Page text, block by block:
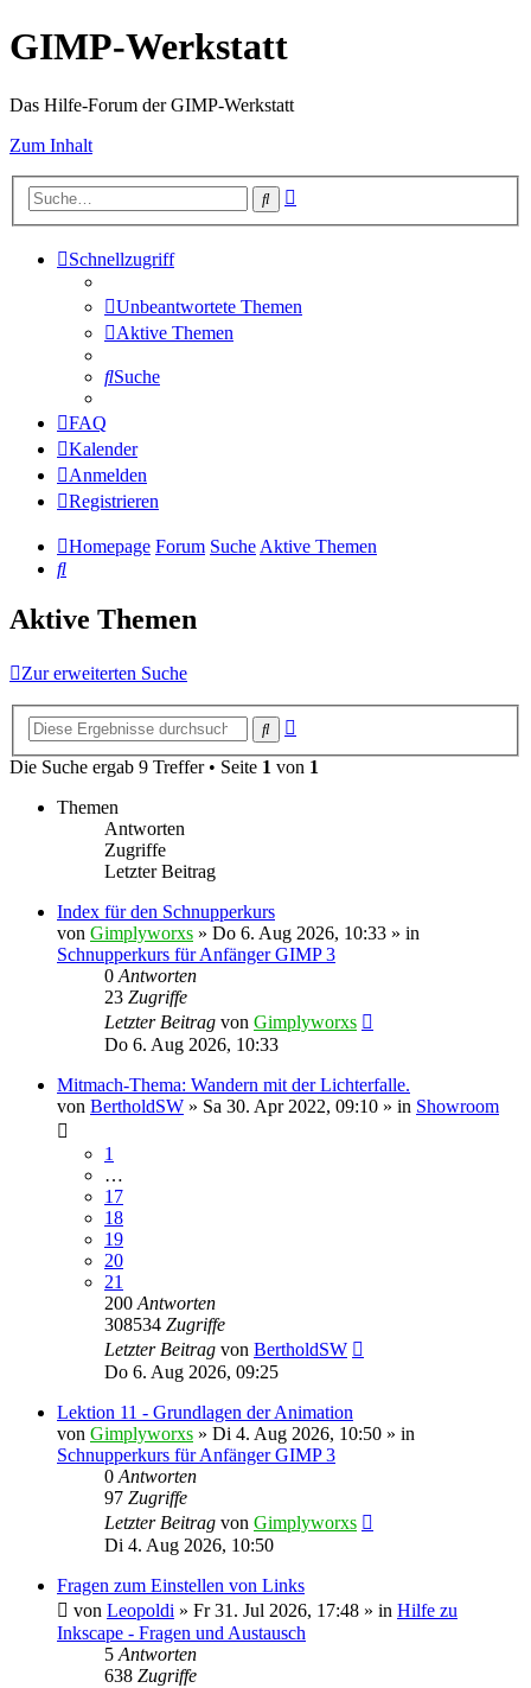
GIMP-Werkstatt
Das Hilfe-Forum der GIMP-Werkstatt
Zum Inhalt
Suche
Schnellzugriff
Unbeantwortete Themen
Aktive Themen
Suche
FAQ
Kalender
Anmelden
Registrieren
Homepage Forum SucheAktive Themen
Suche
Aktive Themen
Zur erweiterten Suche
Suche
Die Suche ergab 9 Treffer • Seite 1 von 1
Themen
Antworten
Zugriffe
Letzter Beitrag
Index für den Schnupperkurs
von Gimplyworxs » Do 6. Aug 2026, 10:33 » in
Schnupperkurs für Anfänger GIMP 3
0 Antworten
23 Zugriffe
Letzter Beitrag von Gimplyworxs
Do 6. Aug 2026, 10:33
Mitmach-Thema: Wandern mit der Lichterfalle.
von BertholdSW » Sa 30. Apr 2022, 09:10 » in Showroom
1
…
17
18
19
20
21
200 Antworten
308534 Zugriffe
Letzter Beitrag von BertholdSW
Do 6. Aug 2026, 09:25
Lektion 11 - Grundlagen der Animation
von Gimplyworxs » Di 4. Aug 2026, 10:50 » in
Schnupperkurs für Anfänger GIMP 3
0 Antworten
97 Zugriffe
Letzter Beitrag von Gimplyworxs
Di 4. Aug 2026, 10:50
Fragen zum Einstellen von Links
von Leopoldi » Fr 31. Jul 2026, 17:48 » in Hilfe zu
Inkscape - Fragen und Austausch
5 Antworten
638 Zugriffe